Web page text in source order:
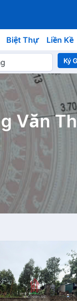
Biệt Thự Liền Kề
Ký
Văn